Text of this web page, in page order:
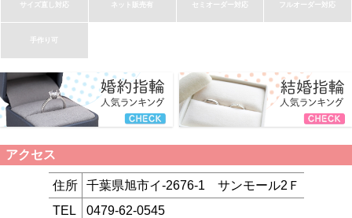
サイズ直し対応 ネット販売有 セミオーダー対応 フルオーダー対応
手作り可
アクセス
住所
千葉県旭市イ-2676-1 サンモール2Ｆ
TEL
0479-62-0545